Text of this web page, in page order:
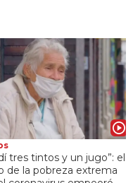
tres tintos y un jugo”: el
de la pobreza extrema